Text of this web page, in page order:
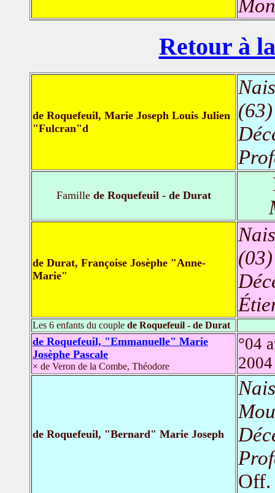
Retour à
de Roquefeuil, Marie Joseph Louis Julien
"Fulcran"d
(63)
Famillede Roquefeuil - de Durat
de Durat, Françoise Josèphe "Anne-
Marie"
(03)
Les 6 enfants du couple de Roquefeuil - de Durat
de Roquefeuil, "Emmanuelle" Marie
Josèphe Pascale
× de Veron de la Combe, Théodore
°04
de Roquefeuil, "Bernard" Marie Joseph
Off.